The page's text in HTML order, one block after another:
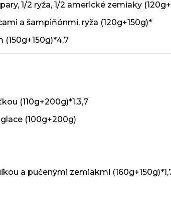
1/2 ryža, 1/2 americké zemiaky
a šampiňónmi, ryža (120g+150g)*
(110g+200g)*1,3,7
(100g+200g)
a pučenými zemiakmi